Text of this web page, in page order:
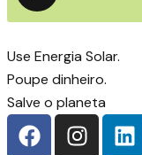
Use Energia Solar.
Poupe dinheiro.
Salve o planeta